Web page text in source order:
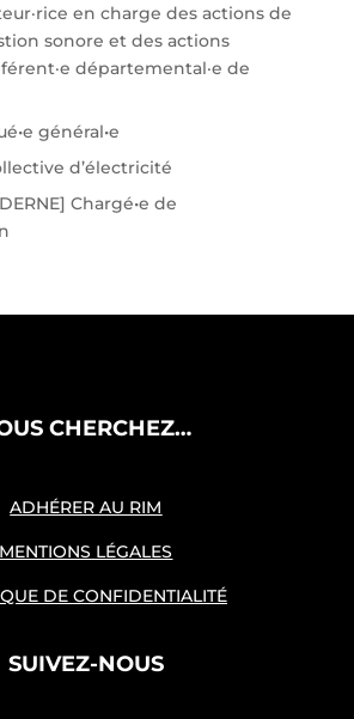
en charge des actions de
sonore et des actions
départemental·e de
général•e
d’électricité
Chargé•e de
CHERCHEZ…
ADHÉRER AU RIM
MENTIONS LÉGALES
DE CONFIDENTIALITÉ
SUIVEZ-NOUS